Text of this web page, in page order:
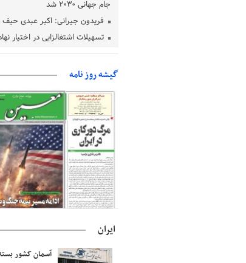
جام جهانی ۲۰۳۰ شد
فریدون جیرانی: اکبر عبدی
تسهیلات اشتغالزایی در اختیار
فدراسیون فوتبال با حضور
دفتر رهبر انقلاب: مطالب خارج
فاقد سندیت است
بقائی: فضای مذاکرات فنی و
عمان درباره تنگه هرمز، مثبت است
رئیس سازمان جهاد کشاورزی
گیلان نسبت به دریافت یارانه کود
پایان شهریورماه
گیشه روز نامه
ایران
رایزنی